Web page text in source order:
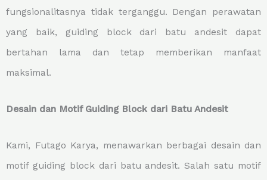
fungsionalitasnya tidak terganggu. Dengan perawatan
yang baik, guiding block dari batu andesit dapat
bertahan lama dan tetap memberikan manfaat
maksimal.
Desain dan Motif Guiding Block dari Batu Andesit
Kami, Futago Karya, menawarkan berbagai desain dan
motif guiding block dari batu andesit. Salah satu motif